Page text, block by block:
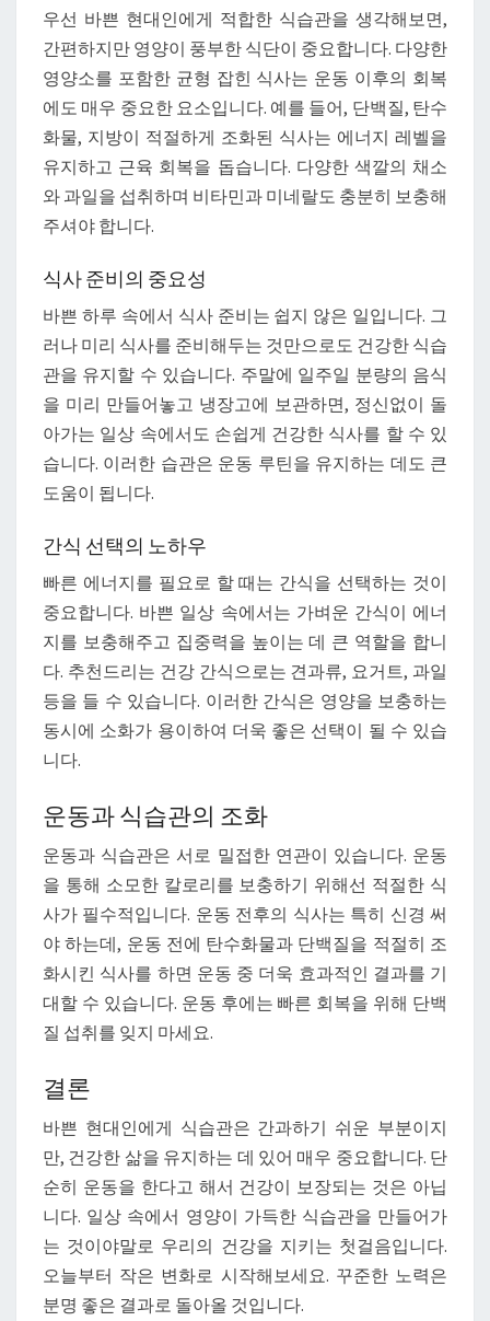
삶
을
위
한
첫
걸
음
우선 바쁜 현대인에게 적합한 식습관을 생각해보면,
간편하지만 영양이 풍부한 식단이 중요합니다. 다양한
영양소를 포함한 균형 잡힌 식사는 운동 이후의 회복
에도 매우 중요한 요소입니다. 예를 들어, 단백질, 탄수
화물, 지방이 적절하게 조화된 식사는 에너지 레벨을
유지하고 근육 회복을 돕습니다. 다양한 색깔의 채소
와 과일을 섭취하며 비타민과 미네랄도 충분히 보충해
주셔야 합니다.
식사 준비의 중요성
바쁜 하루 속에서 식사 준비는 쉽지 않은 일입니다. 그
러나 미리 식사를 준비해두는 것만으로도 건강한 식습
관을 유지할 수 있습니다. 주말에 일주일 분량의 음식
을 미리 만들어놓고 냉장고에 보관하면, 정신없이 돌
아가는 일상 속에서도 손쉽게 건강한 식사를 할 수 있
습니다. 이러한 습관은 운동 루틴을 유지하는 데도 큰
도움이 됩니다.
간식 선택의 노하우
빠른 에너지를 필요로 할 때는 간식을 선택하는 것이
중요합니다. 바쁜 일상 속에서는 가벼운 간식이 에너
지를 보충해주고 집중력을 높이는 데 큰 역할을 합니
다. 추천드리는 건강 간식으로는 견과류, 요거트, 과일
등을 들 수 있습니다. 이러한 간식은 영양을 보충하는
동시에 소화가 용이하여 더욱 좋은 선택이 될 수 있습
니다.
운동과 식습관의 조화
운동과 식습관은 서로 밀접한 연관이 있습니다. 운동
을 통해 소모한 칼로리를 보충하기 위해선 적절한 식
사가 필수적입니다. 운동 전후의 식사는 특히 신경 써
야 하는데, 운동 전에 탄수화물과 단백질을 적절히 조
화시킨 식사를 하면 운동 중 더욱 효과적인 결과를 기
대할 수 있습니다. 운동 후에는 빠른 회복을 위해 단백
질 섭취를 잊지 마세요.
결론
바쁜 현대인에게 식습관은 간과하기 쉬운 부분이지
만, 건강한 삶을 유지하는 데 있어 매우 중요합니다. 단
순히 운동을 한다고 해서 건강이 보장되는 것은 아닙
니다. 일상 속에서 영양이 가득한 식습관을 만들어가
는 것이야말로 우리의 건강을 지키는 첫걸음입니다.
오늘부터 작은 변화로 시작해보세요. 꾸준한 노력은
분명 좋은 결과로 돌아올 것입니다.